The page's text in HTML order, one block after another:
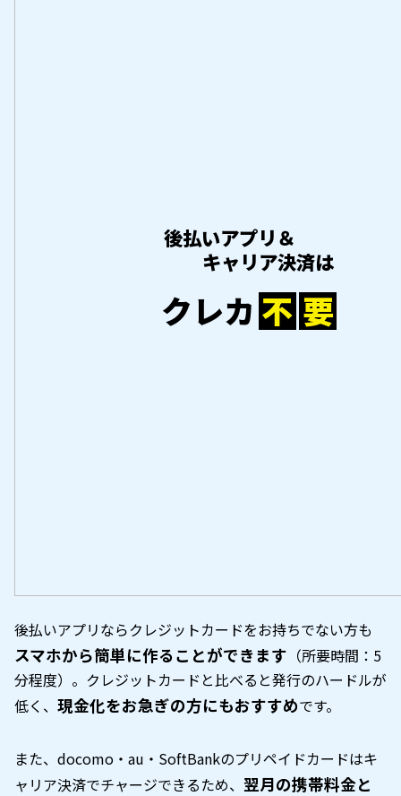
後払いアプリ＆
キャリア決済は
クレカ 不 要
後払いアプリならクレジットカードをお持ちでない方も
スマホから簡単に作ることができます （所要時間：5
分程度）。クレジットカードと比べると発行のハードルが
低く、 現金化をお急ぎの方にもおすすめです。
また、docomo・au・SoftBankのプリペイドカードはキ
ャリア決済でチャージできるため、 翌月の携帯料金と